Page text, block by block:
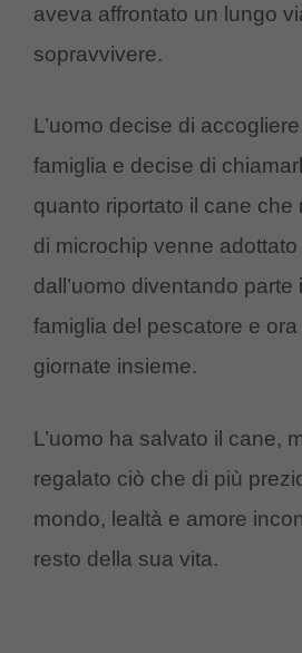
aveva affrontato un lungo
sopravvivere.
L’uomo decise di
famiglia e decise di
quanto riportato il cane che
di microchip venne
dall’uomo diventando
famiglia del pescatore e
giornate insieme.
L’uomo ha salvato il cane,
regalato ciò che di più
mondo, lealtà e amore
resto della sua vita.